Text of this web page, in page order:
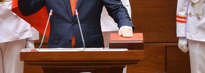
hướng, nhiệm vụ trọng tâm Quý II năm 2025
khai các giải pháp thúc đẩy kinh tế tuần hoàn, sản
Công đoàn ngành Công Thương: Kiểm tra toàn diện
từ ngày 01/8/2024
Kết nối thị trường tiêu thụ
công 2 dự án năng lượng gần 850 tỷ đồng ở huyện
hiện Nghị quyết Đại hội Đảng bộ Sở Công Thương